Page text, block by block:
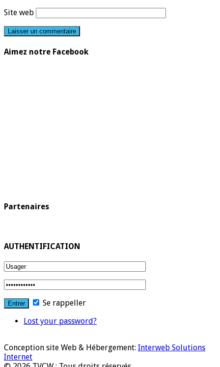
Site web
Aimez notre Facebook
Partenaires
AUTHENTIFICATION
Se rappeller
Lost your password?
Conception site Web & Hébergement: Interweb Solutions
Internet